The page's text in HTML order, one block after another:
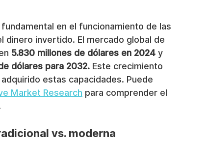
en el funcionamiento de las
dinero invertido. El mercado global de
5.830 millones de dólares en 2024 y
dólares para 2032. Este crecimiento
estas capacidades. Puede
Market Research para comprender el
vs. moderna